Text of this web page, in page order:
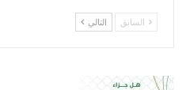
السابق التالي